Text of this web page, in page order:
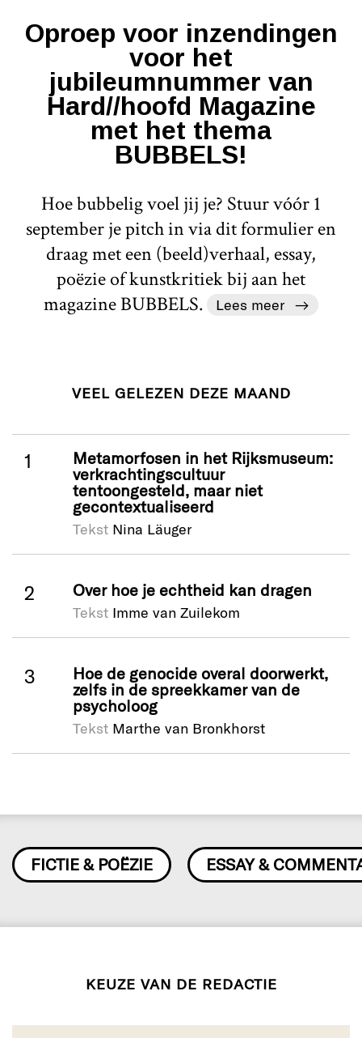
Oproep voor inzendingen
voor het
jubileumnummer van
Hard//hoofd Magazine
met het thema
BUBBELS!
Hoe bubbelig voel jij je? Stuur vóór 1
september je pitch in via dit formulier en
draag met een (beeld)verhaal, essay,
poëzie of kunstkritiek bij aan het
magazine BUBBELS.
Lees meer
VEEL GELEZEN DEZE MAAND
Metamorfosen in het Rijksmuseum:
verkrachtingscultuur
tentoongesteld, maar niet
gecontextualiseerd
Tekst Nina Läuger
Over hoe je echtheid kan dragen
Tekst Imme van Zuilekom
Hoe de genocide overal doorwerkt,
zelfs in de spreekkamer van de
psycholoog
Tekst Marthe van Bronkhorst
FICTIE & POËZIE ESSAY &
KEUZE VAN DE REDACTIE